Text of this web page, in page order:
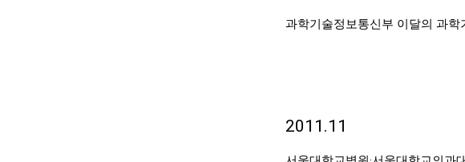
과학기술정보통신부 이달의 과
2011.11